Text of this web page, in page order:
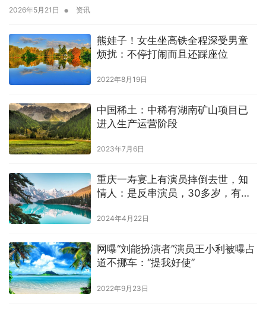
2026年5月21日 • 资讯
熊娃子！女生坐高铁全程深受男童
烦扰：不停打闹而且还踩座位
2022年8月19日
中国稀土：中稀有湖南矿山项目已
进入生产运营阶段
2023年7月6日
重庆一寿宴上有演员摔倒去世，知
情人：是反串演员，30多岁，有高
2024年4月22日
网曝“刘能扮演者”演员王小利被曝占
道不挪车：“提我好使”
2022年9月23日